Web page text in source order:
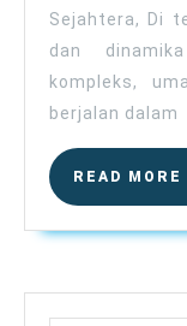
Sejahtera, Di
dan
kompleks,
berjalan dalam
READ MORE